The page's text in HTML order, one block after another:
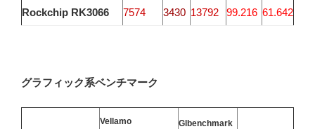
Rockchip RK3066 7574 3430 13792 99.216 61.642
グラフィック系ベンチマーク
Vellamo
Glbenchmark